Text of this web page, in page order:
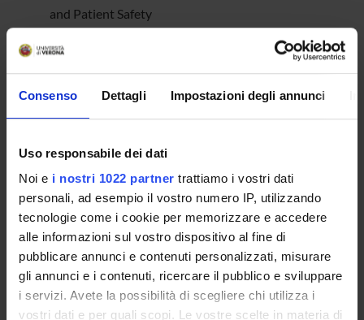
Consenso Dettagli Impostazioni degli annunci
Uso responsabile dei dati
Noi e i nostri 1022 partner trattiamo i vostri dati
personali, ad esempio il vostro numero IP, utilizzando
tecnologie come i cookie per memorizzare e accedere
alle informazioni sul vostro dispositivo al fine di
pubblicare annunci e contenuti personalizzati, misurare
gli annunci e i contenuti, ricercare il pubblico e sviluppare
i servizi. Avete la possibilità di scegliere chi utilizza i
vostri dati e per quali scopi. Le vostre scelte in materia di
and Patient Safety
Development from 0-6 years old
Advanced course for Trainers and experts in patient
safety and simulations
Advanced course in Nicotine addiction treatment
Advanced course in Body and movement: Physical
Last but not least, DDSP is involved in teaching the
following PhD programmes:
Neuroscience
Psychology and Psychiatry